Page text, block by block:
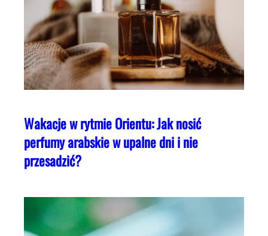
Wakacje w rytmie Orientu: Jak nosić
perfumy arabskie w upalne dni i nie
przesadzić?